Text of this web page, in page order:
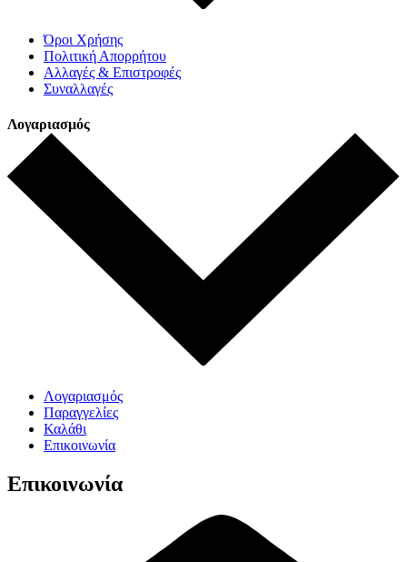
Όροι Χρήσης
Πολιτική Απορρήτου
Αλλαγές & Επιστροφές
Συναλλαγές
Λογαριασμός
Λογαριασμός
Παραγγελίες
Καλάθι
Επικοινωνία
Επικοινωνία